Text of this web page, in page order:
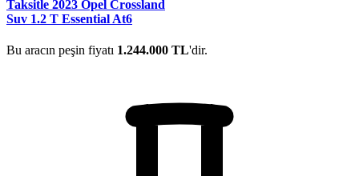
Taksitle 2023 Opel Crossland
Suv 1.2 T Essential At6
Bu aracın peşin fiyatı 1.244.000 TL'dir.